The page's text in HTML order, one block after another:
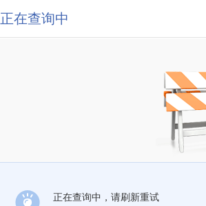
正在查询中
正在查询中，请刷新重试